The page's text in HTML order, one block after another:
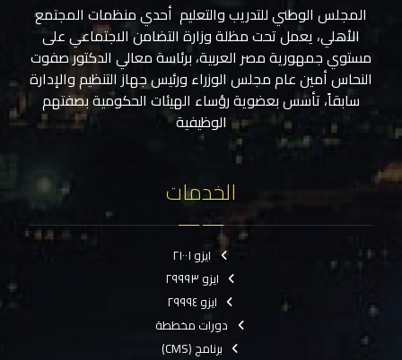
المجلس الوطني للتدريب والتعليم أحدي منظمات المجتمع
الأهلي، يعمل تحت مظلة وزارة التضامن الاجتماعي على
مستوي جمهورية مصر العربية، برئاسة معالي الدكتور صفوت
النحاس أمين عام مجلس الوزراء ورئيس جهاز التنظيم والإدارة
سابقاً، تأسس بعضوية رؤساء الهيئات الحكومية بصفتهم
الوظيفية
الخدمات
ايزو ٢١٠٠١
ايزو ٢٩٩٩٣
ايزو ٢٩٩٩٤
دورات مخططة
برنامج (CMS)